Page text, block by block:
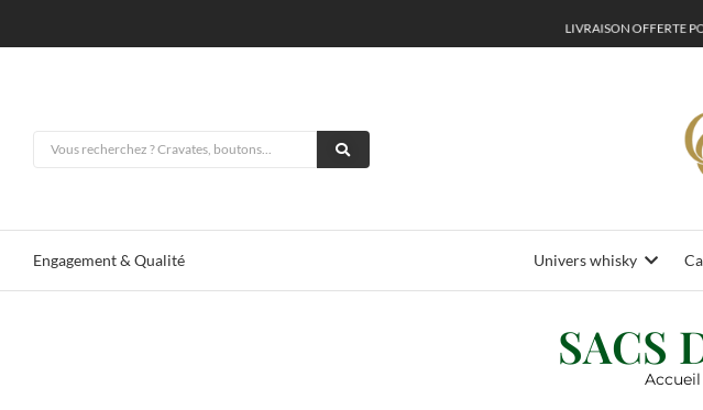
VRAISONOFFERTEPO
Engagement & Qualité Univers whisky
SACS
Accueil